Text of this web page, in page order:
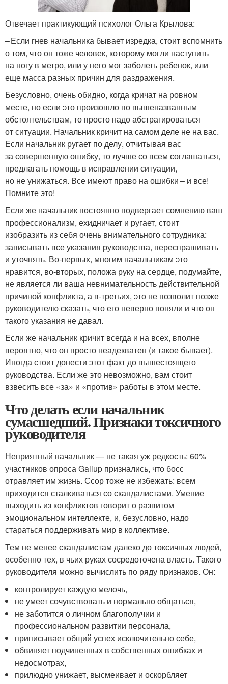
Отвечает практикующий психолог Ольга Крылова:
– Если гнев начальника бывает изредка, стоит вспомнить
о том, что он тоже человек, которому могли наступить
на ногу в метро, или у него мог заболеть ребенок, или
еще масса разных причин для раздражения.
Безусловно, очень обидно, когда кричат на ровном
месте, но если это произошло по вышеназванным
обстоятельствам, то просто надо абстрагироваться
от ситуации. Начальник кричит на самом деле не на вас.
Если начальник ругает по делу, отчитывая вас
за совершенную ошибку, то лучше со всем соглашаться,
предлагать помощь в исправлении ситуации,
но не унижаться. Все имеют право на ошибки – и все!
Помните это!
Если же начальник постоянно подвергает сомнению ваш
профессионализм, ехидничает и ругает, стоит
изобразить из себя очень внимательного сотрудника:
записывать все указания руководства, переспрашивать
и уточнять. Во‑первых, многим начальникам это
нравится, во‑вторых, положа руку на сердце, подумайте,
не является ли ваша невнимательность действительной
причиной конфликта, а в‑третьих, это не позволит позже
руководителю сказать, что его неверно поняли и что он
такого указания не давал.
Если же начальник кричит всегда и на всех, вполне
вероятно, что он просто неадекватен (и такое бывает).
Иногда стоит донести этот факт до вышестоящего
руководства. Если же это невозможно, вам стоит
взвесить все «за» и «против» работы в этом месте.
Что делать если начальник
сумасшедший. Признаки токсичного
руководителя
Неприятный начальник — не такая уж редкость: 60%
участников опроса Gallup признались, что босс
отравляет им жизнь. Ссор тоже не избежать: всем
приходится сталкиваться со скандалистами. Умение
выходить из конфликтов говорит о развитом
эмоциональном интеллекте, и, безусловно, надо
стараться поддерживать мир в коллективе.
Тем не менее скандалистам далеко до токсичных людей,
особенно тех, в чьих руках сосредоточена власть. Такого
руководителя можно вычислить по ряду признаков. Он:
контролирует каждую мелочь,
не умеет сочувствовать и нормально общаться,
не заботится о личном благополучии и
профессиональном развитии персонала,
приписывает общий успех исключительно себе,
обвиняет подчиненных в собственных ошибках и
недосмотрах,
прилюдно унижает, высмеивает и оскорбляет